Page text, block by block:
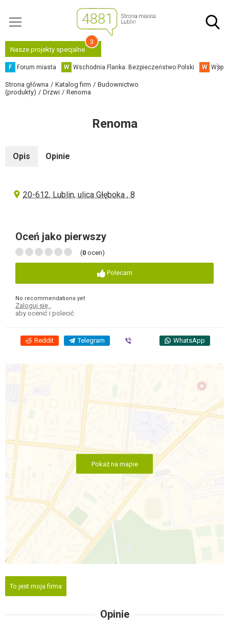
Nasze projekty specjalne
3
F Forum miasta W Wschodnia Flanka: Bezpieczeństwo Polski W
Strona główna Katalog firm
Budownictwo
(produkty)
Drzwi Renoma
Renoma
Opis Opinie
20-612, Lublin, ulica Głęboka , 8
Oceń jako pierwszy
(0 ocen)
Polecam
No recommendations yet
Zaloguj się
aby ocenić i polecić
Reddit Telegram WhatsApp
Pokaż na mapie
To jest moja firma
Opinie